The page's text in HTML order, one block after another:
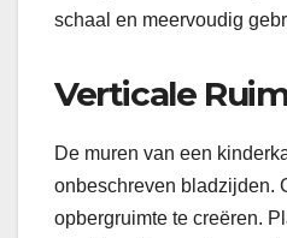
schaal en meervoudig
Verticale
De muren van een
onbeschreven bladzijden.
opbergruimte te creëren.